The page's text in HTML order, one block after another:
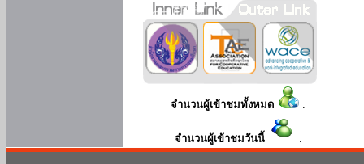
จำนวนผู้เข้าชมทั้งหมด :
จำนวนผู้เข้าชมวันนี้ :